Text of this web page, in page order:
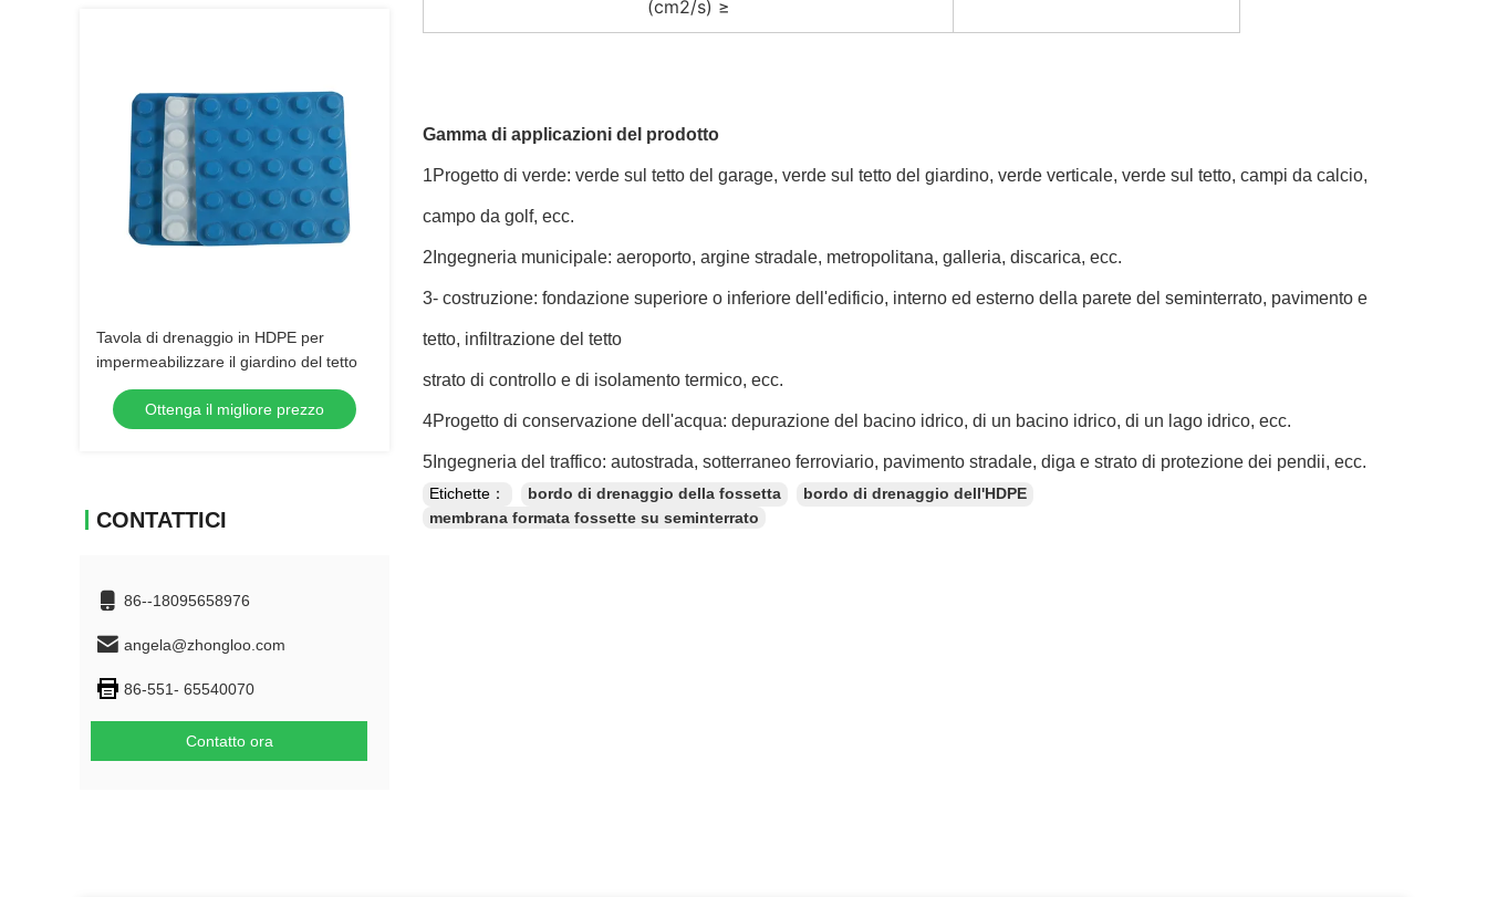
Tavola di drenaggio in HDPE per
impermeabilizzare il giardino del tetto
Ottenga il migliore prezzo
CONTATTICI
86--18095658976
angela@zhongloo.com
86-551- 65540070
Contatto ora
(cm2/s) ≥
Gamma di applicazioni del prodotto
1Progetto di verde: verde sul tetto del garage, verde sul tetto del giardino, verde verticale, verde sul tetto, campi da calcio,
campo da golf, ecc.
2Ingegneria municipale: aeroporto, argine stradale, metropolitana, galleria, discarica, ecc.
3- costruzione: fondazione superiore o inferiore dell'edificio, interno ed esterno della parete del seminterrato, pavimento e
tetto, infiltrazione del tetto
strato di controllo e di isolamento termico, ecc.
4Progetto di conservazione dell'acqua: depurazione del bacino idrico, di un bacino idrico, di un lago idrico, ecc.
5Ingegneria del traffico: autostrada, sotterraneo ferroviario, pavimento stradale, diga e strato di protezione dei pendii, ecc.
Etichette： bordo di drenaggio della fossetta
bordo di drenaggio dell'HDPE
membrana formata fossette su seminterrato